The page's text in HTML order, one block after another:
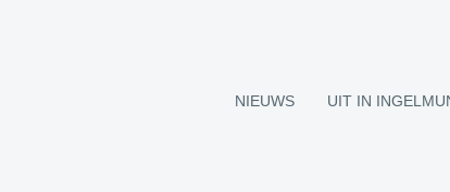
NIEUWS UIT IN